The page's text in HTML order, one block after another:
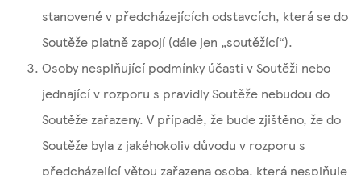
stanovené v předcházejících odstavcích, která se do
Soutěže platně zapojí (dále jen „soutěžící“).
Osoby nesplňující podmínky účasti v Soutěži nebo
jednající v rozporu s pravidly Soutěže nebudou do
Soutěže zařazeny. V případě, že bude zjištěno, že do
Soutěže byla z jakéhokoliv důvodu v rozporu s
předcházející větou zařazena osoba, která nesplňuje